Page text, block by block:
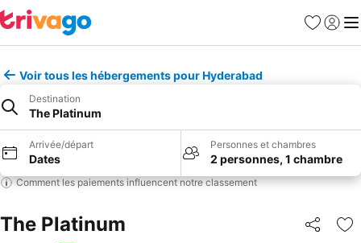
Favoris
Se
Voir tous les hébergements pour Hyderabad
Destination
The Platinum
Arrivée/départ
Dates
Personnes et chambres
2 personnes, 1 chambre
Comment les paiements influencent notre classement
The Platinum Partager